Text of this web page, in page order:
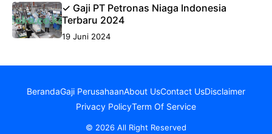
✓ Gaji PT Petronas Niaga Indonesia
Terbaru 2024
19 Juni 2024
BerandaGaji PerusahaanAbout UsContact UsDisclaimer
Privacy PolicyTerm Of Service
© 2026 All Right Reserved